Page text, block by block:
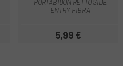
PORTABIDON RETTO SIDE
ENTRY FIBRA
Precio
5,99 €